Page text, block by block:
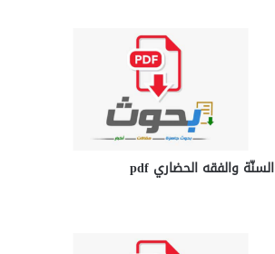
السنّة والفقه الحضاري pdf